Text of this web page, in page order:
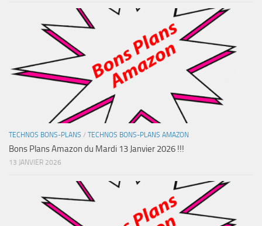
TECHNOS BONS-PLANS / TECHNOS BONS-PLANS AMAZON
Bons Plans Amazon du Mardi 13 Janvier 2026 !!!
13 JANVIER 2026